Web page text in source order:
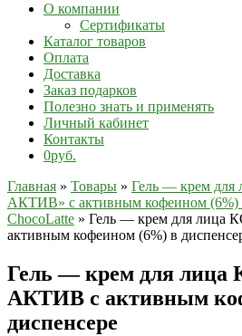
О компании
Сертификаты
Каталог товаров
Оплата
Доставка
Заказ подарков
Полезно знать и применять
Личный кабинет
Контакты
0руб.
Главная » Товары » Гель — крем
АКТИВ» с активным кофеином (6%)
ChocoLatte » Гель — крем для
активным кофеином (6%) в
Гель — крем для
АКТИВ с активным
диспенсере